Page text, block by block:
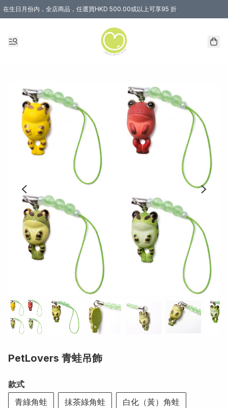
在生日月份内，全店商品，任選買HKD 500.00或以上可享95 折
PetLovers 青蛙吊飾
款式
青綠角蛙
抺茶綠角蛙 白化（黃）角蛙